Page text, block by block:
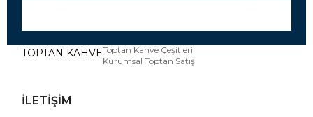
TOPTAN KAHVEToptan Kahve Çeşitleri
Kurumsal Toptan Satış
İLETİŞİM